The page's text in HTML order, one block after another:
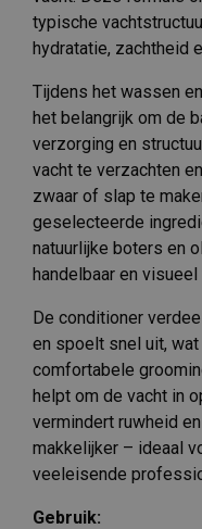
typische
hydratatie, zachtheid
Tijdens het wassen
het belangrijk om de
verzorging en
vacht te verzachten
zwaar of slap te
geselecteerde
natuurlijke boters en
handelbaar en visueel
De conditioner
en spoelt snel uit,
comfortabele
helpt om de vacht in
vermindert ruwheid
makkelijker – ideaal
veeleisende
Gebruik: